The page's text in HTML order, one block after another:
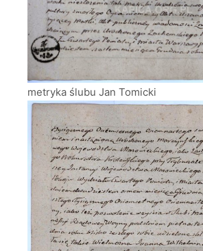
metryka ślubu Jan Tomicki